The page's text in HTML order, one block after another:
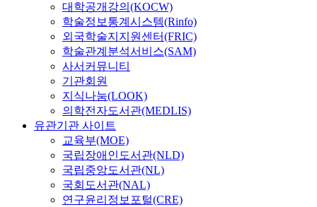
대학공개강의(KOCW)
학술정보통계시스템(Rinfo)
외국학술지지원센터(FRIC)
학술관계분석서비스(SAM)
사서커뮤니티
기관회원
지식나눔(LOOK)
의학전자도서관(MEDLIS)
유관기관 사이트
교육부(MOE)
국립장애인도서관(NLD)
국립중앙도서관(NL)
국회도서관(NAL)
연구윤리정보포털(CRE)